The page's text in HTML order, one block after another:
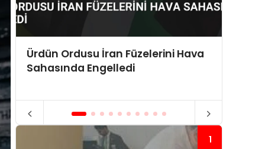
Ürdün Ordusu İran Füzelerini Hava
Sahasında Engelledi
1